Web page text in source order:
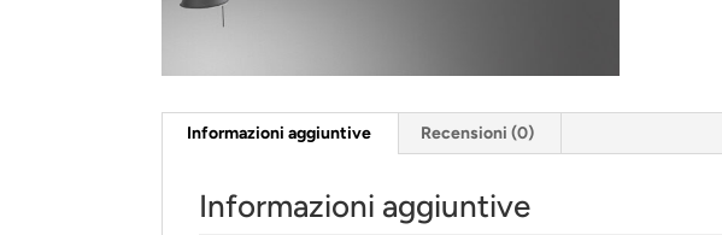
Informazioni aggiuntive Recensioni (0)
Informazioni aggiuntive